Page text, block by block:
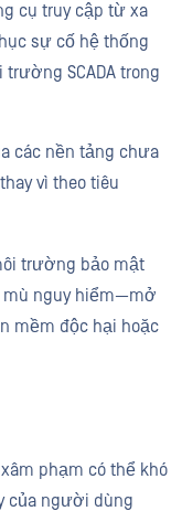
cụ truy cập từ xa
sự cố hệ thống
SCADA trong
các nền tảng chưa
vì theo tiêu
trường bảo mật
mù nguy hiểm—mở
mềm độc hại hoặc
phạm có thể khó
của người dùng